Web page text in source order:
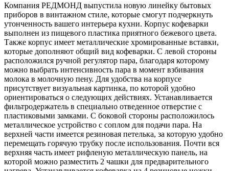
Компания РЕДМОНД выпустила новую линейку бытовых
приборов в винтажном стиле, которые смогут подчеркнуть
утонченность вашего интерьера кухни. Корпус кофеварки
выполнен из пищевого пластика приятного бежевого цвета.
Также корпус имеет металлические хромированные вставки,
которые дополняют общий вид кофеварки. С левой стороны
расположился ручной регулятор пара, благодаря которому
можно выбрать интенсивность пара в момент взбивания
молока в молочную пену. Для удобства на корпусе
присутствует визуальная картинка, по которой удобно
ориентироваться о следующих действиях. Устанавливается
фильтродержатель в специально отведенное отверстие с
пластиковыми замками. С боковой стороны расположилось
металлическое устройство с соплом для подачи пара. На
верхней части имеется резиновая петелька, за которую удобно
перемещать горячую трубку после использования. Почти вся
верхняя часть имеет рифленую металлическую панель, на
которой можно разместить 2 чашки для предварительного